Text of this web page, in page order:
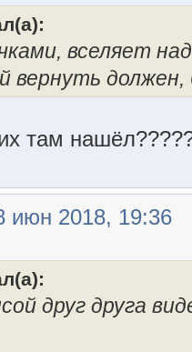
вселяет
вернуть
там
июн 2018, 19:36
друг друга